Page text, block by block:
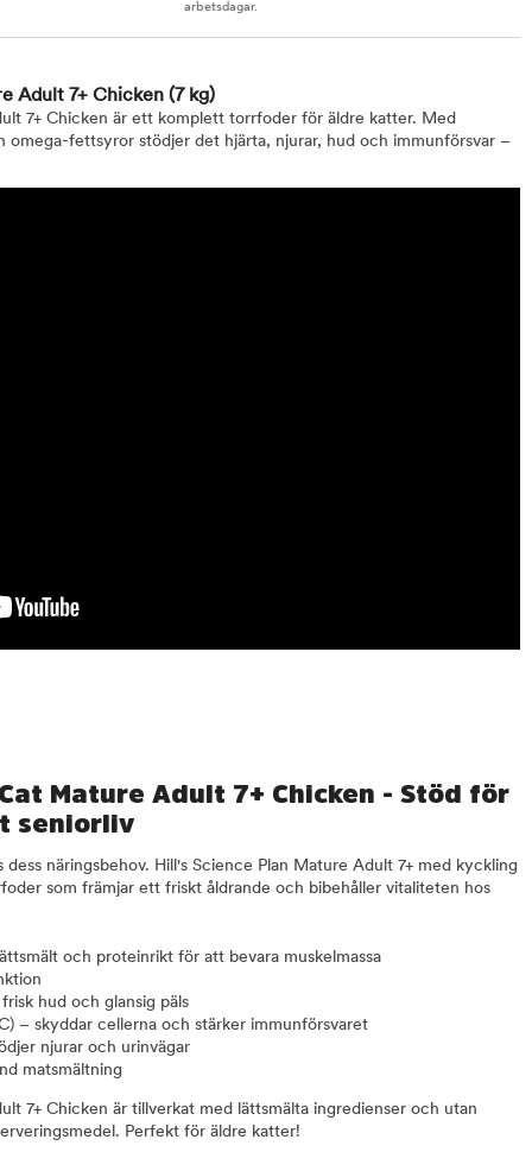
arbetsdagar.
Adult 7+ Chicken (7 kg)
7+ Chicken är ett komplett torrfoder för äldre katter. Med
omega-fettsyror stödjer det hjärta, njurar, hud och immunförsvar –
Mature Adult 7+ Chicken - Stöd för
seniorliv
näringsbehov. Hill's Science Plan Mature Adult 7+ med kyckling
som främjar ett friskt åldrande och bibehåller vitaliteten hos
och proteinrikt för att bevara muskelmassa
hud och glansig päls
– skyddar cellerna och stärker immunförsvaret
njurar och urinvägar
matsmältning
7+ Chicken är tillverkat med lättsmälta ingredienser och utan
Perfekt för äldre katter!